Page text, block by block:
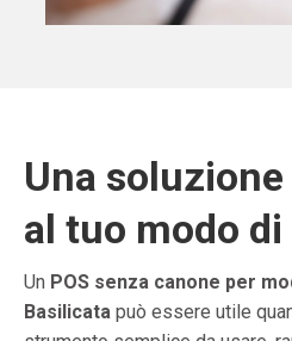
Una
al tuo modo
Un POS senza canone per
Basilicata può essere utile